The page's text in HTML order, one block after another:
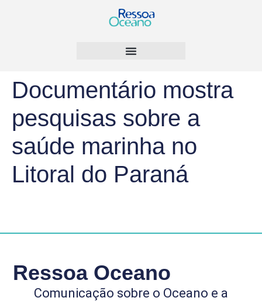
Documentário mostra
pesquisas sobre a
saúde marinha no
Litoral do Paraná
Ressoa Oceano
Comunicação sobre o Oceano e a